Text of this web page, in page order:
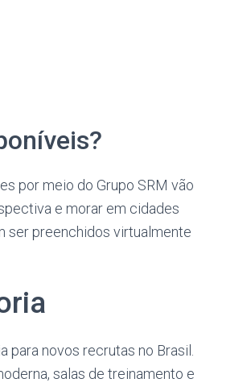
por meio do Grupo SRM vão
e morar em cidades
ser preenchidos virtualmente
para novos recrutas no Brasil.
salas de treinamento e